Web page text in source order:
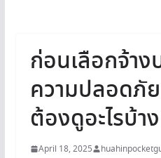
ก่อนเลือกจ้า
ความปลอดภั
ต้องดูอะไรบ้า
April 18, 2025